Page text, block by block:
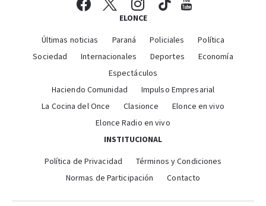
ELONCE
Últimas noticias Paraná Policiales
Política
Sociedad
Internacionales Deportes
Economía
Espectáculos
Haciendo Comunidad
Impulso Empresarial
La Cocina del Once
Clasionce
Elonce en vivo
Elonce Radio en vivo
INSTITUCIONAL
Política de Privacidad
Términos y Condiciones
Normas de Participación
Contacto